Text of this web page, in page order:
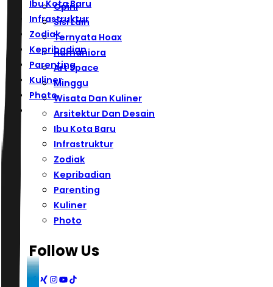
Ibu Kota Baru
Infrastruktur
Zodiak
Kepribadian
Parenting
Kuliner
Photo
Opini
Sisi Lain
Ternyata Hoax
Humaniora
Art Space
Minggu
Wisata Dan Kuliner
Arsitektur Dan Desain
Ibu Kota Baru
Infrastruktur
Zodiak
Kepribadian
Parenting
Kuliner
Photo
Follow Us